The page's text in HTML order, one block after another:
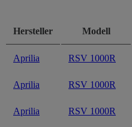
Hersteller Modell
Aprilia RSV 1000R
Aprilia RSV 1000R
Aprilia RSV 1000R